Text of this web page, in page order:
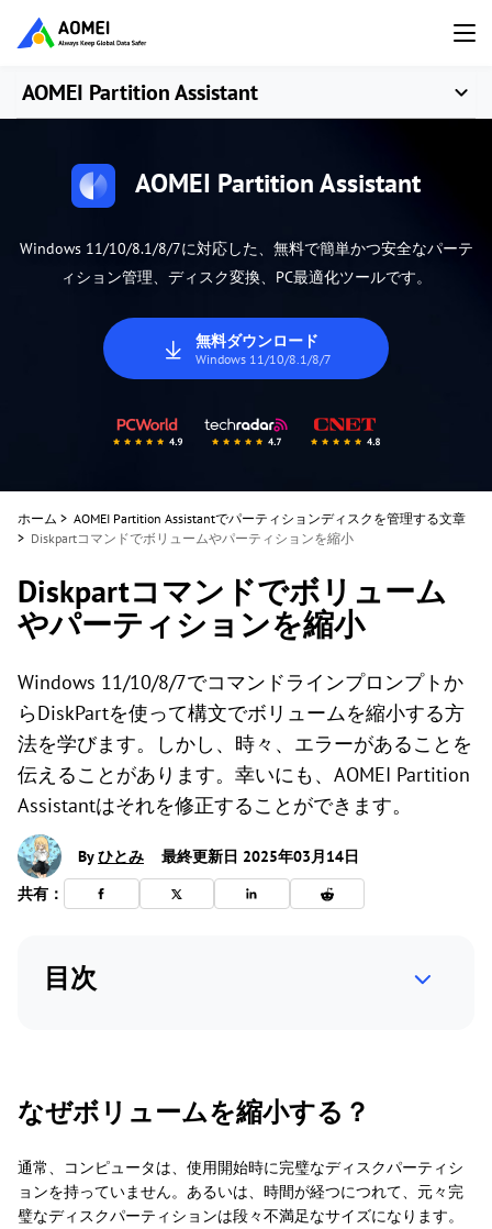
AOMEI Partition Assistant
AOMEI Partition Assistant
Windows 11/10/8.1/8/7に対応した、無料で簡単かつ安全なパーテ
ィション管理、ディスク変換、PC最適化ツールです。
無料ダウンロード
Windows 11/10/8.1/8/7
ホーム > AOMEI Partition Assistantでパーティションディスクを管理する文章
> Diskpartコマンドでボリュームやパーティションを縮小
Diskpartコマンドでボリューム
やパーティションを縮小
Windows 11/10/8/7でコマンドラインプロンプトか
らDiskPartを使って構文でボリュームを縮小する方
法を学びます。しかし、時々、エラーがあることを
伝えることがあります。幸いにも、AOMEI Partition
Assistantはそれを修正することができます。
Byひとみ
最終更新日 2025年03月14日
共有：
目次
なぜボリュームを縮小する？
通常、コンピュータは、使用開始時に完璧なディスクパーティシ
ョンを持っていません。あるいは、時間が経つにつれて、元々完
璧なディスクパーティションは段々不満足なサイズになります。